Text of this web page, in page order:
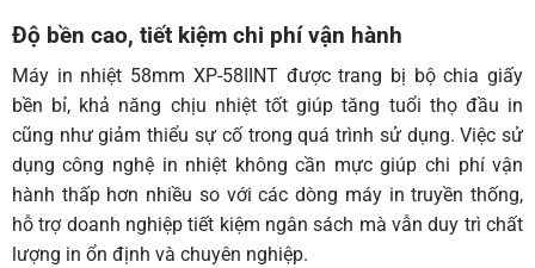
Độ bền cao, tiết kiệm chi phí vận hành
Máy in nhiệt 58mm XP-58IINT được trang bị bộ chia giấy
bền bỉ, khả năng chịu nhiệt tốt giúp tăng tuổi thọ đầu in
cũng như giảm thiểu sự cố trong quá trình sử dụng. Việc sử
dụng công nghệ in nhiệt không cần mực giúp chi phí vận
hành thấp hơn nhiều so với các dòng máy in truyền thống,
hỗ trợ doanh nghiệp tiết kiệm ngân sách mà vẫn duy trì chất
lượng in ổn định và chuyên nghiệp.